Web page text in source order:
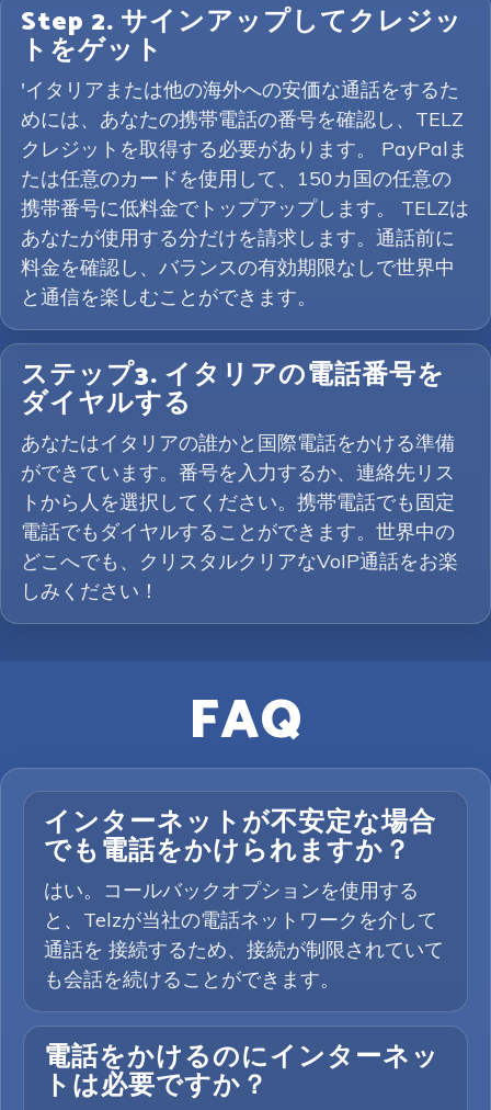
Step 2. サインアップしてクレジッ
トをゲット
'イタリアまたは他の海外への安価な通話をするた
めには、あなたの携帯電話の番号を確認し、TELZ
クレジットを取得する必要があります。 PayPalま
たは任意のカードを使用して、150カ国の任意の
携帯番号に低料金でトップアップします。 TELZは
あなたが使用する分だけを請求します。通話前に
料金を確認し、バランスの有効期限なしで世界中
と通信を楽しむことができます。
ステップ3. イタリアの電話番号を
ダイヤルする
あなたはイタリアの誰かと国際電話をかける準備
ができています。番号を入力するか、連絡先リス
トから人を選択してください。携帯電話でも固定
電話でもダイヤルすることができます。世界中の
どこへでも、クリスタルクリアなVoIP通話をお楽
しみください！
FAQ
インターネットが不安定な場合
でも電話をかけられますか？
はい。コールバックオプションを使用する
と、Telzが当社の電話ネットワークを介して
通話を 接続するため、接続が制限されていて
も会話を続けることができます。
電話をかけるのにインターネッ
トは必要ですか？